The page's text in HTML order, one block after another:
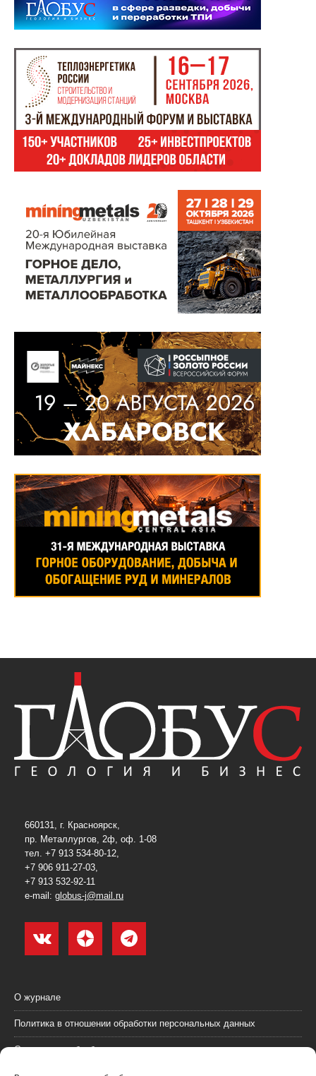
660131, г. Красноярск,
пр. Металлургов, 2ф, оф. 1-08
тел. +7 913 534-80-12,
+7 906 911-27-03,
+7 913 532-92-11
e-mail: globus-j@mail.ru
О журнале
Политика в отношении обработки персональных данных
Согласие на обработку персональных данных